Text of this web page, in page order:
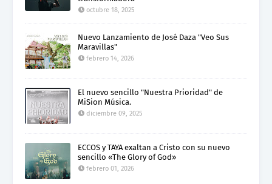
octubre 18, 2025
Nuevo Lanzamiento de José Daza "Veo Sus
Maravillas"
febrero 14, 2026
El nuevo sencillo "Nuestra Prioridad" de
MiSion Música.
diciembre 09, 2025
ECCOS y TAYA exaltan a Cristo con su nuevo
sencillo «The Glory of God»
febrero 01, 2026